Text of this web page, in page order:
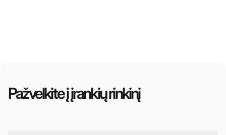
Pažvelkite į įrankių rinkinį